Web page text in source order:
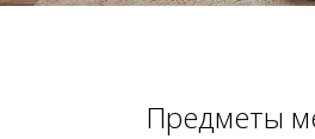
Предметы